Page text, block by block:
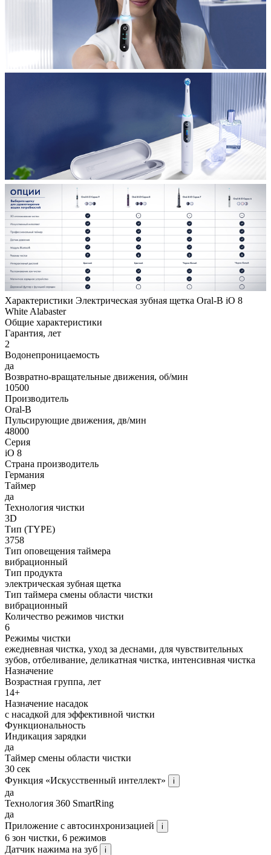
Характеристики Электрическая зубная щетка Oral-B iO 8
White Alabaster
Общие характеристики
Гарантия, лет
2
Водонепроницаемость
да
Возвратно-вращательные движения, об/мин
10500
Производитель
Oral-B
Пульсирующие движения, дв/мин
48000
Серия
iO 8
Страна производитель
Германия
Таймер
да
Технология чистки
3D
Тип (TYPE)
3758
Тип оповещения таймера
вибрационный
Тип продукта
электрическая зубная щетка
Тип таймера смены области чистки
вибрационный
Количество режимов чистки
6
Режимы чистки
ежедневная чистка, уход за деснами, для чувствительных
зубов, отбеливание, деликатная чистка, интенсивная чистка
Назначение
Возрастная группа, лет
14+
Назначение насадок
с насадкой для эффективной чистки
Функциональность
Индикация зарядки
да
Таймер смены области чистки
30 сек
Функция «Искусственный интеллект»
i
да
Технология 360 SmartRing
да
Приложение с автосинхронизацией
i
6 зон чистки, 6 режимов
Датчик нажима на зуб
i